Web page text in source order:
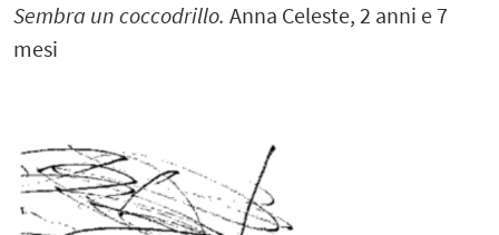
Sembra un coccodrillo. Anna Celeste, 2 anni e 7
mesi